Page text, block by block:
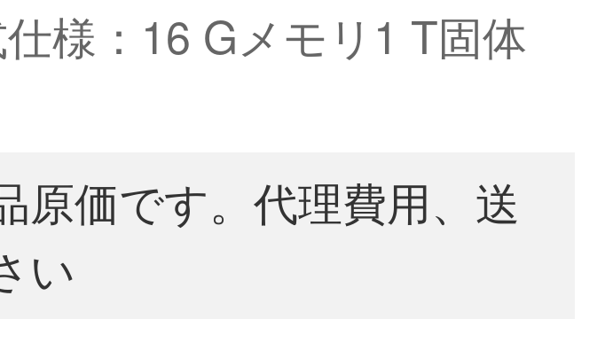
様：16 Gメモリ1 T固体
原価です。代理費用、送
い